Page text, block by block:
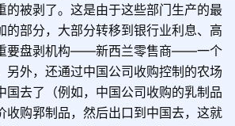
的被剥了。这是由于这些部门生产的最
的部分，大部分转移到银行业利息、高
要盘剥机构——新西兰零售商——一个
另外，还通过中国公司收购控制的农场
国去了（例如，中国公司收购的乳制品
收购郛制品，然后出口到中国去，这就